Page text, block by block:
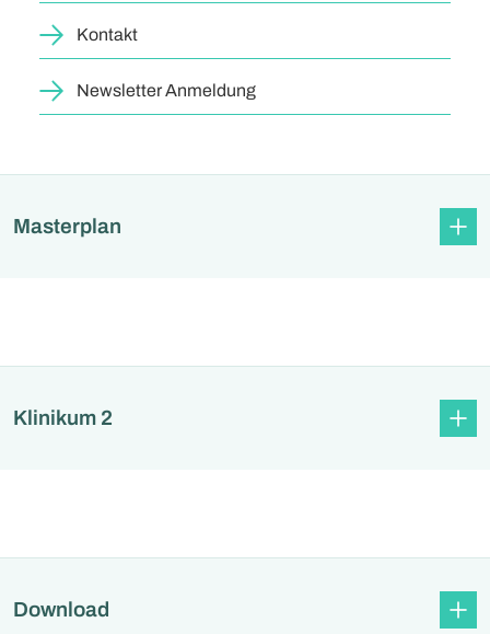
Kontakt
Newsletter Anmeldung
Masterplan
Klinikum 2
Download